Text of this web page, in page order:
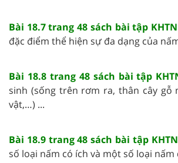
Bài 18.7 trang 48 sách bài tập
đặc điểm thể hiện sự đa dạng của
Bài 18.8 trang 48 sách bài tập
sinh (sống trên rơm ra, thân cây gỗ
vật,…) ...
Bài 18.9 trang 48 sách bài tập
số loại nấm có ích và một số loại nấm